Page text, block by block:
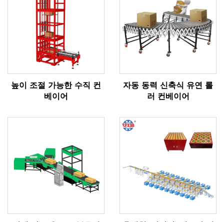
높이 조절 가능한 수직 컨
베이어
자동 동력 신축식 유연 롤
러 컨베이어